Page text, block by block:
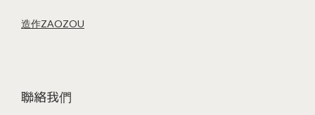
造作ZAOZOU
聯絡我們